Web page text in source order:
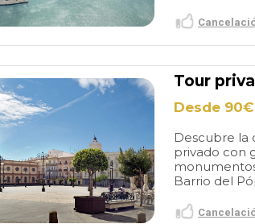
Cadiz We
time with
He arrived
us as
our ship.
spacious,
a smooth
some
and took us
old town and
restaurants ... not
missed!! bluffing
to be seen!!!! very
welcome of the
very easy to
with parking close!!!
read more
FLORENCE
14/02/
Tour
Desde 90€
Descubre la
privado con
Barrio del